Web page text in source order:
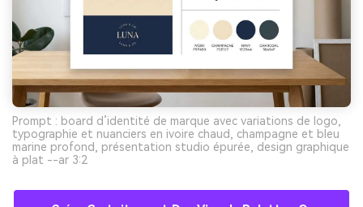
Prompt : board d’identité de marque avec variations de logo,
typographie et nuanciers en ivoire chaud, champagne et bleu
marine profond, présentation studio épurée, design graphique
à plat --ar 3:2